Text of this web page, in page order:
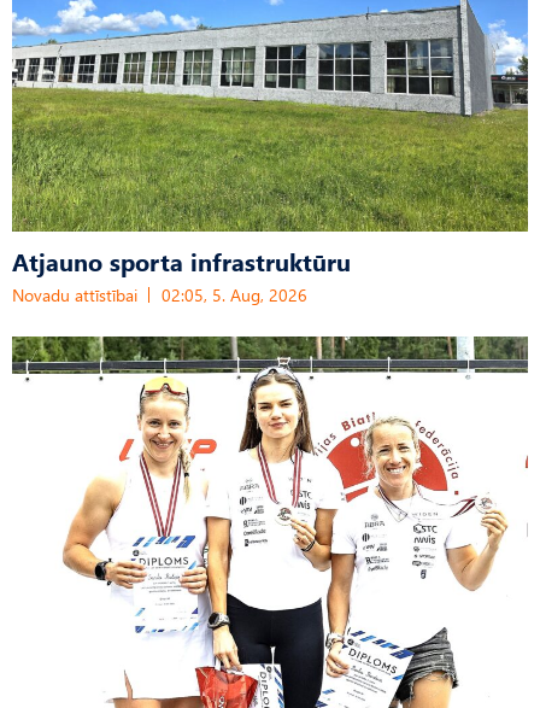
Atjauno sporta infrastruktūru
Novadu attīstībai 02:05, 5. Aug, 2026